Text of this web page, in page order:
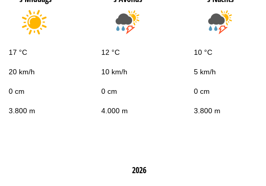
17 °C 12 °C 10 °C
20 km/h 10 km/h 5 km/h
0 cm 0 cm 0 cm
3.800 m 4.000 m 3.800 m
2026